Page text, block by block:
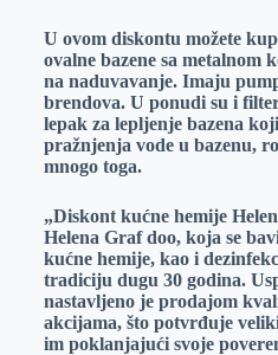
U ovom diskontu možete
ovalne bazene sa metalnom
na naduvavanje. Imaju
brendova. U ponudi su i
lepak za lepljenje bazena
pražnjenja vode u bazenu,
mnogo toga.
„Diskont kućne hemije
Helena Graf doo, koja se
kućne hemije, kao i
tradiciju dugu 30 godina.
nastavljeno je prodajom
akcijama, što potvrđuje
im poklanjajući svoje